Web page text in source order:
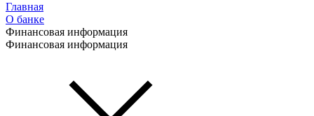
Главная
О банке
Финансовая информация
Финансовая информация